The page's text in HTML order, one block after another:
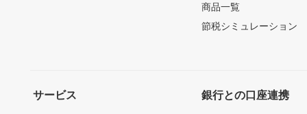
商品一覧
節税シミュレーション
サービス 銀行との口座連携